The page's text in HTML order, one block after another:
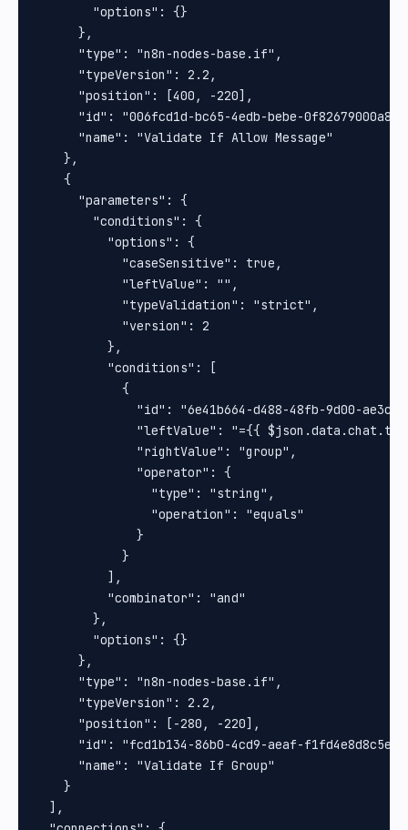
        "options": {}
      },
      "type": "n8n-nodes-base.if",
      "typeVersion": 2.2,
      "position": [400, -220],
      "id": "006fcd1d-bc65-4edb-bebe-0f82679000a8",
      "name": "Validate If Allow Message"
    },
    {
      "parameters": {
        "conditions": {
          "options": {
            "caseSensitive": true,
            "leftValue": "",
            "typeValidation": "strict",
            "version": 2
          },
          "conditions": [
            {
"id": "6e41b664-d488-48fb-9d00-
"leftValue": "={{
              "rightValue": "group",
              "operator": {
                "type": "string",
                "operation": "equals"
              }
            }
          ],
          "combinator": "and"
        },
        "options": {}
      },
      "type": "n8n-nodes-base.if",
      "typeVersion": 2.2,
      "position": [-280, -220],
      "id": "fcd1b134-86b0-4cd9-aeaf-f1fd4e8d8c5e",
      "name": "Validate If Group"
    }
  ],